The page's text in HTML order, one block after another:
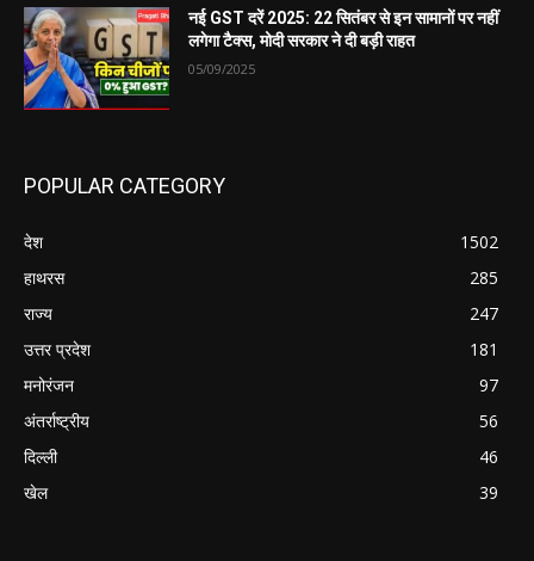
नई GST दरें 2025: 22 सितंबर से इन सामानों पर नहीं
लगेगा टैक्स, मोदी सरकार ने दी बड़ी राहत
05/09/2025
POPULAR CATEGORY
देश
1502
हाथरस
285
राज्य
247
उत्तर प्रदेश
181
मनोरंजन
97
अंतर्राष्ट्रीय
56
दिल्ली
46
खेल
39